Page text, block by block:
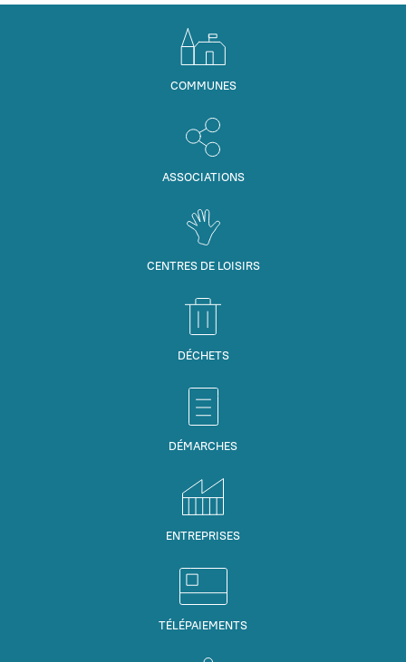
COMMUNES
ASSOCIATIONS
CENTRES DE LOISIRS
DÉCHETS
DÉMARCHES
ENTREPRISES
TÉLÉPAIEMENTS